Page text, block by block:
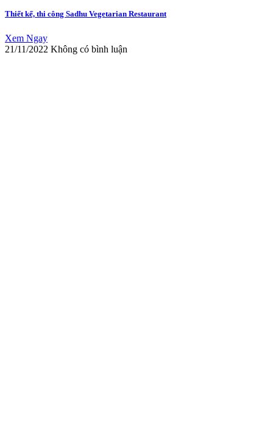
Thiết kế, thi công Sadhu Vegetarian Restaurant
Xem Ngay
21/11/2022 Không có bình luận